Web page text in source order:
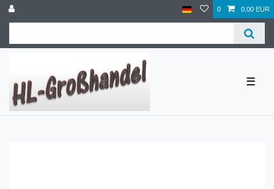
0 0,00 EUR
☰